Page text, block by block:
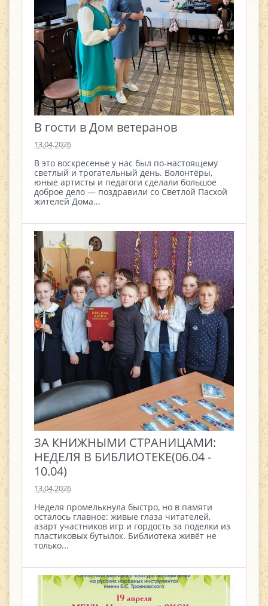
В гости в Дом ветеранов
13.04.2026
В это воскресенье у нас был по-настоящему
светлый и трогательный день. Волонтёры,
юные артисты и педагоги сделали большое
доброе дело — поздравили со Светлой Пасхой
жителей Дома...
ЗА КНИЖНЫМИ СТРАНИЦАМИ:
НЕДЕЛЯ В БИБЛИОТЕКЕ(06.04 -
10.04)
13.04.2026
Неделя промелькнула быстро, но в памяти
осталось главное: живые глаза читателей,
азарт участников игр и гордость за поделки из
пластиковых бутылок. Библиотека живёт не
только...